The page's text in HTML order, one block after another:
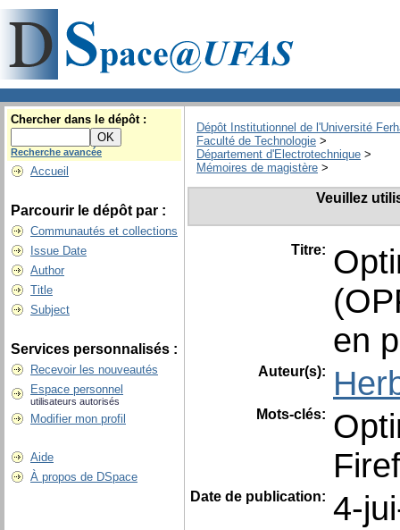
Chercher dans le dépôt :
Recherche avancée
Accueil
Parcourir le dépôt par :
Communautés et collections
Issue Date
Author
Title
Subject
Services personnalisés :
Recevoir les nouveautés
Espace personnel
utilisateurs autorisés
Modifier mon profil
Aide
À propos de DSpace
Dépôt Institutionnel de l'Université
Faculté de Technologie >
Département d'Electrotechnique >
Mémoires de magistère >
Veuillez
Titre:
en
Auteur(s):
Mots-clés:
Date de publication: 4-